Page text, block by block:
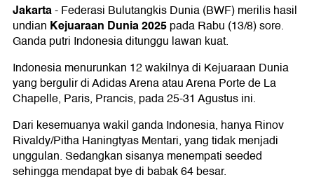
Jakarta-Federasi Bulutangkis Dunia (BWF) merilis hasil
undian Kejuaraan Dunia 2025pada Rabu (13/8) sore.
Ganda putri Indonesia ditunggu lawan kuat.
Indonesia menurunkan 12 wakilnya di Kejuaraan Dunia
yang bergulir di Adidas Arena atau Arena Porte de La
Chapelle, Paris, Prancis, pada 25-31 Agustus ini.
Dari kesemuanya wakil ganda Indonesia, hanya Rinov
Rivaldy/Pitha Haningtyas Mentari, yang tidak menjadi
unggulan. Sedangkan sisanya menempati seeded
sehingga mendapat bye di babak 64 besar.